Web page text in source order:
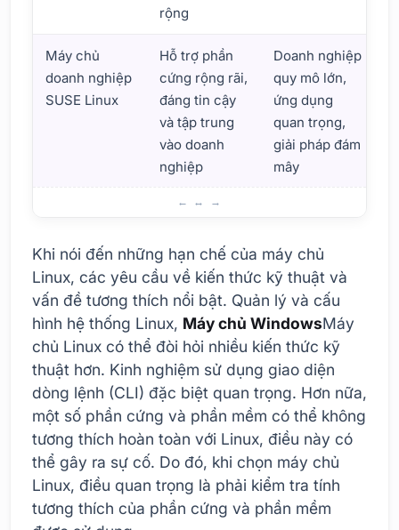
rộng
Máy chủ
doanh nghiệp
SUSE Linux
Hỗ trợ phần
cứng rộng rãi,
đáng tin cậy
và tập trung
vào doanh
nghiệp
Doanh nghiệp
quy mô lớn,
ứng dụng
quan trọng,
giải pháp đám
mây
Khi nói đến những hạn chế của máy chủ
Linux, các yêu cầu về kiến thức kỹ thuật và
vấn đề tương thích nổi bật. Quản lý và cấu
hình hệ thống Linux, Máy chủ WindowsMáy
chủ Linux có thể đòi hỏi nhiều kiến thức kỹ
thuật hơn. Kinh nghiệm sử dụng giao diện
dòng lệnh (CLI) đặc biệt quan trọng. Hơn nữa,
một số phần cứng và phần mềm có thể không
tương thích hoàn toàn với Linux, điều này có
thể gây ra sự cố. Do đó, khi chọn máy chủ
Linux, điều quan trọng là phải kiểm tra tính
tương thích của phần cứng và phần mềm